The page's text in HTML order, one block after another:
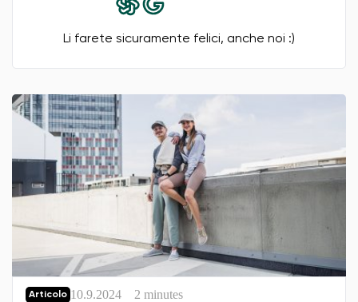
Li farete sicuramente felici, anche noi :)
Articolo 10.9.2024 2 minutes